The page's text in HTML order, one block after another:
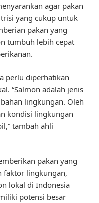
agar pakan
yang cukup untuk
pakan yang
tumbuh lebih cepat
perlu diperhatikan
“Salmon adalah jenis
lingkungan. Oleh
kondisi lingkungan
tambah ahli
pakan yang
faktor lingkungan,
lokal di Indonesia
potensi besar